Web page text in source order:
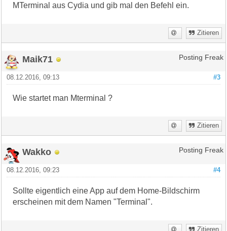
MTerminal aus Cydia und gib mal den Befehl ein.
Zitieren
Maik71 Posting Freak
#3
08.12.2016, 09:13
Wie startet man Mterminal ?
Zitieren
Wakko Posting Freak
#4
08.12.2016, 09:23
Sollte eigentlich eine App auf dem Home-Bildschirm
erscheinen mit dem Namen "Terminal".
Zitieren